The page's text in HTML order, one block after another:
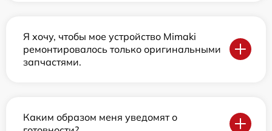
Я хочу, чтобы мое устройство Mimaki
ремонтировалось только оригинальными
запчастями.
Каким образом меня уведомят о